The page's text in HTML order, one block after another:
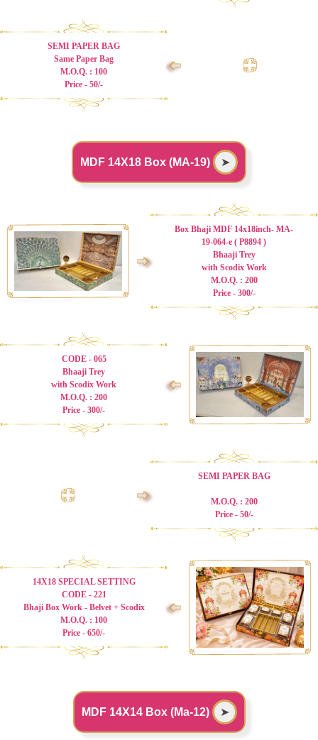
SEMI PAPER BAG
Same Paper Bag
M.O.Q. : 100
Price - 50/-
➩
MDF 14X18 Box (MA-19) ➤
➩
Box Bhaji MDF 14x18inch- MA-
19-064-e ( P8894 )
Bhaaji Trey
with Scodix Work
M.O.Q. : 200
Price - 300/-
CODE - 065
Bhaaji Trey
with Scodix Work
M.O.Q. : 200
Price - 300/-
➩
➩
SEMI PAPER BAG
M.O.Q. : 200
Price - 50/-
14X18 SPECIAL SETTING
CODE - 221
Bhaji Box Work - Belvet + Scodix
M.O.Q. : 100
Price - 650/-
➩
MDF 14X14 Box (Ma-12) ➤